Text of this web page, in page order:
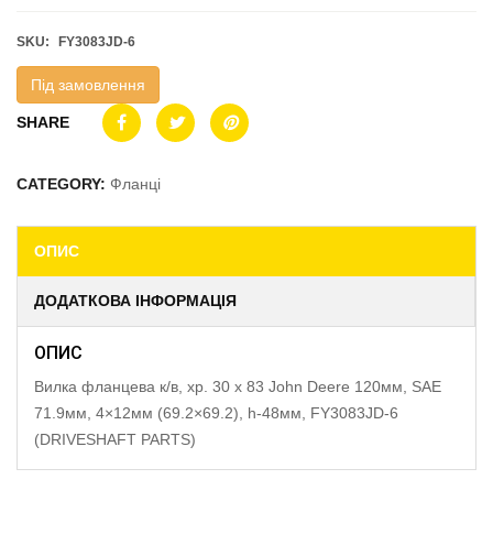
SKU: FY3083JD-6
Під замовлення
SHARE
CATEGORY: Фланці
ОПИС
ДОДАТКОВА ІНФОРМАЦІЯ
ОПИС
Вилка фланцева к/в, хр. 30 x 83 John Deere 120мм, SAE
71.9мм, 4×12мм (69.2×69.2), h-48мм, FY3083JD-6
(DRIVESHAFT PARTS)